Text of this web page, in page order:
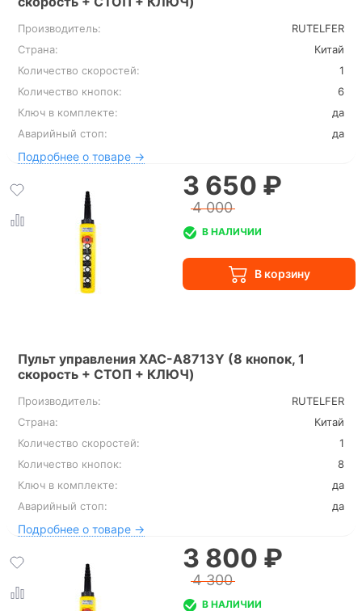
Производитель:
RUTELFER
Страна:
Китай
Количество скоростей:
1
Количество кнопок:
6
Ключ в комплекте:
да
Аварийный стоп:
да
Подробнее о товаре →
Пульт управления XAC-A8713Y (8 кнопок, 1
скорость + СТОП + КЛЮЧ)
Производитель:
RUTELFER
Страна:
Китай
Количество скоростей:
1
Количество кнопок:
8
Ключ в комплекте:
да
Аварийный стоп:
да
Подробнее о товаре →
3 650 ₽
4 000
В НАЛИЧИИ
3 800 ₽
4 300
В НАЛИЧИИ